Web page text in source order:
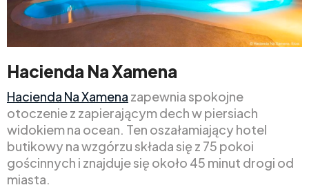
Hacienda Na Xamena
Hacienda Na Xamena zapewnia spokojne
otoczenie z zapierającym dech w piersiach
widokiem na ocean. Ten oszałamiający hotel
butikowy na wzgórzu składa się z 75 pokoi
gościnnych i znajduje się około 45 minut drogi od
miasta.